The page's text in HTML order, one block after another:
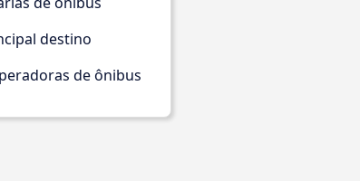
destino
de ônibus